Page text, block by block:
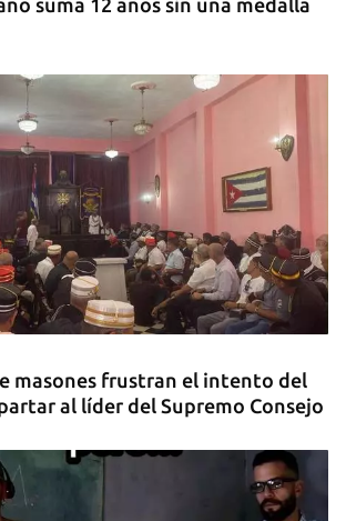
suma 12 años sin una medalla
masones frustran el intento del
al líder del Supremo Consejo